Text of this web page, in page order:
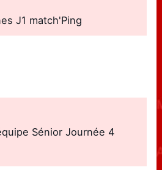
J1 match'Ping
Sénior Journée 4